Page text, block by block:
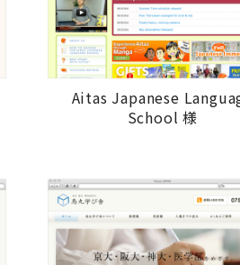
Aitas Japanese
School 様